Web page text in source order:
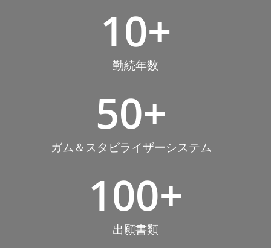
勤続年数
10+
ガム＆スタビライザーシステム
50+
出願書類
100+